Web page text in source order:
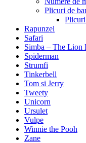
Plicuri de
Rapunzel
Safari
Simba – The Lion
Spiderman
Strumfi
Tinkerbell
Tom si Jerry
Tweety
Unicorn
Ursulet
Vulpe
Winnie the Pooh
Zane